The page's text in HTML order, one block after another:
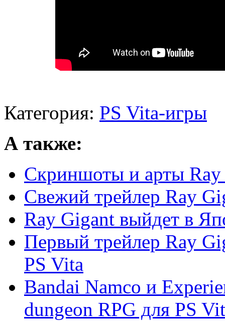
Категория: PS Vita-игры
А также:
Скриншоты и арты Ray
Свежий трейлер Ray
Ray Gigant выйдет в
Первый трейлер Ray
PS Vita
Bandai Namco и
dungeon RPG для PS